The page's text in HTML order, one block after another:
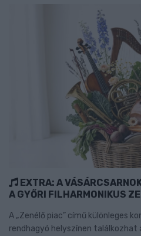
EXTRA: A
A GYŐRI FILHARMONIKUS
A „Zenélő piac” című különleges
rendhagyó helyszínen találkozhat